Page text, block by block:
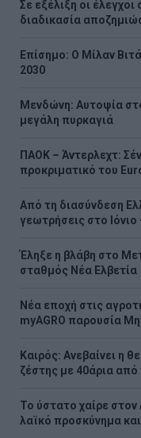
Σε εξέλιξη οι
διαδικασία
Επίσημο: Ο Μίλαν
2030
Μενδώνη: Αυτοψία
μεγάλη πυρκαγιά
ΠΑΟΚ – Άντερλεχτ:
προκριματικό του
Από τη διασύνδεση
γεωτρήσεις στο
Έληξε η βλάβη στο
σταθμός Νέα Ελβετία
Νέα εποχή στις
myAGRO παρουσία
Καιρός: Ανεβαίνει η
ζέστης με 40άρια
Το ύστατο χαίρε
λαϊκό προσκύνημα